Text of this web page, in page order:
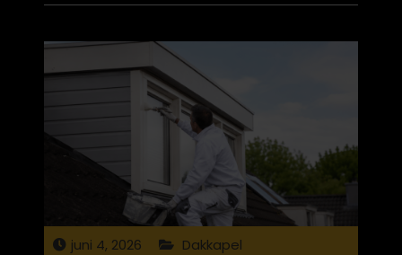
juni 4, 2026 Dakkapel